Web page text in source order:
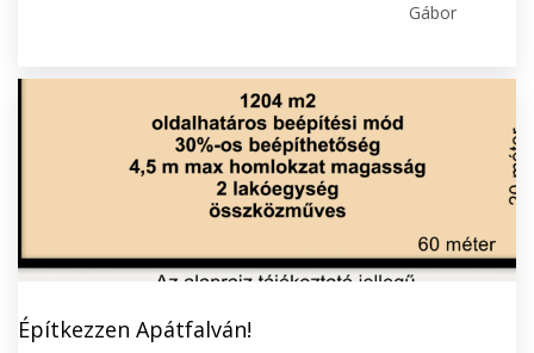
Gábor
Építkezzen Apátfalván!